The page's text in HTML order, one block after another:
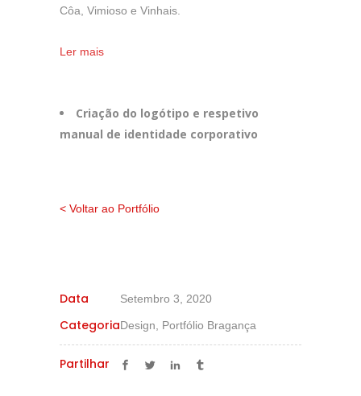
Côa, Vimioso e Vinhais.
Ler mais
Criação do logótipo e respetivo
manual de identidade corporativo
< Voltar ao Portfólio
Data Setembro 3, 2020
CategoriaDesign, Portfólio Bragança
Partilhar